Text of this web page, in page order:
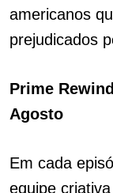
americanos
prejudicados
Prime
Agosto
Em cada
equipe